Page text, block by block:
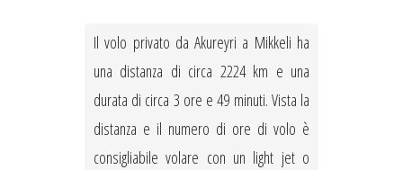
Il volo privato da Akureyri a Mikkeli ha
una distanza di circa 2224 km e una
durata di circa 3 ore e 49 minuti. Vista la
distanza e il numero di ore di volo è
consigliabile volare con un light jet o